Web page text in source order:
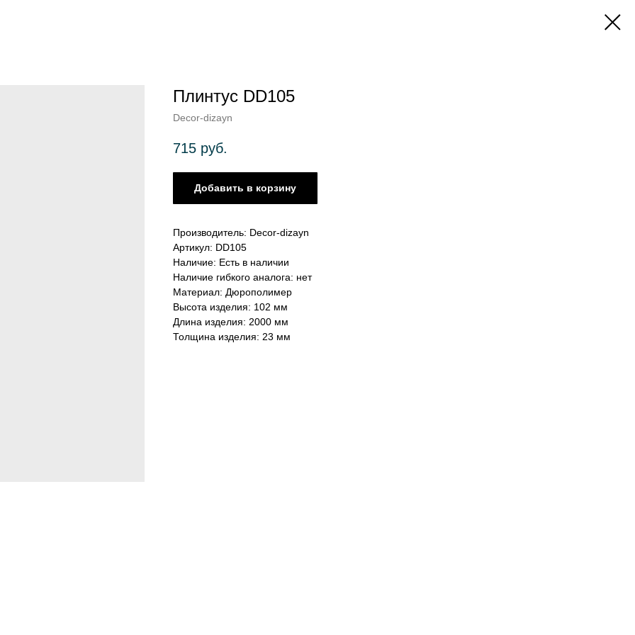
Плинтус DD105
Decor-dizayn
715 руб.
Добавить в корзину
Производитель: Decor-dizayn
Артикул: DD105
Наличие: Есть в наличии
Наличие гибкого аналога: нет
Материал: Дюрополимер
Высота изделия: 102 мм
Длина изделия: 2000 мм
Толщина изделия: 23 мм